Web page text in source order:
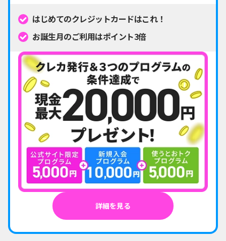
はじめてのクレジットカードはこれ！
お誕生月のご利用はポイント3倍
詳細を見る